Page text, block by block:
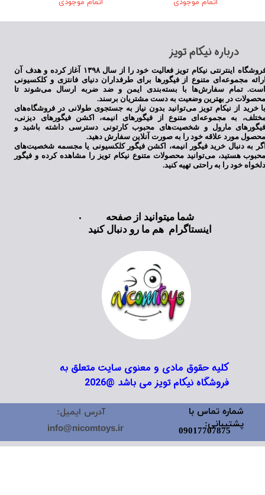
اتمام موجودی اتمام موجودی
​درباره نیکام تویز
فروشگاه اینترنتی نیکام تویز فعالیت خود را از سال ۱۳۹۸ آغاز کرده و هدف آن
مجموعه‌ای متنوع از فیگورها برای طرفداران دنیای فانتزی و کلکسیونی
تمام سفارش‌ها با بسته‌بندی ایمن و ضد ضربه ارسال می‌شوند تا
در بهترین وضعیت به دست مشتریان برسند.
خرید از نیکام تویز می‌توانید بدون نیاز به جستجوی طولانی در فروشگاه‌های
به مجموعه‌ای متنوع از فیگورهای انیمه، اکشن فیگورهای دیزنی،
مارول و شخصیت‌های محبوب کارتونی دسترسی داشته باشید و
مورد علاقه خود را به صورت آنلاین سفارش دهید.
به دنبال خرید فیگور انیمه، اکشن فیگور کلکسیونی یا مجسمه شخصیت‌های
هستید، می‌توانید محصولات متنوع نیکام تویز را مشاهده کرده و فیگور
خود را به راحتی تهیه کنید.
کلیه حقوق مادی و معنوی سایت متعلق به
فروشگاه نیکام تویز می باشد @2026
شما میتوانید از صفحه
اینستاگرام هم ما رو دنبال کنید
شماره تماس با
پشتیبانی:
09017707875
آدرس ایمیل:
info@nicomtoys.ir